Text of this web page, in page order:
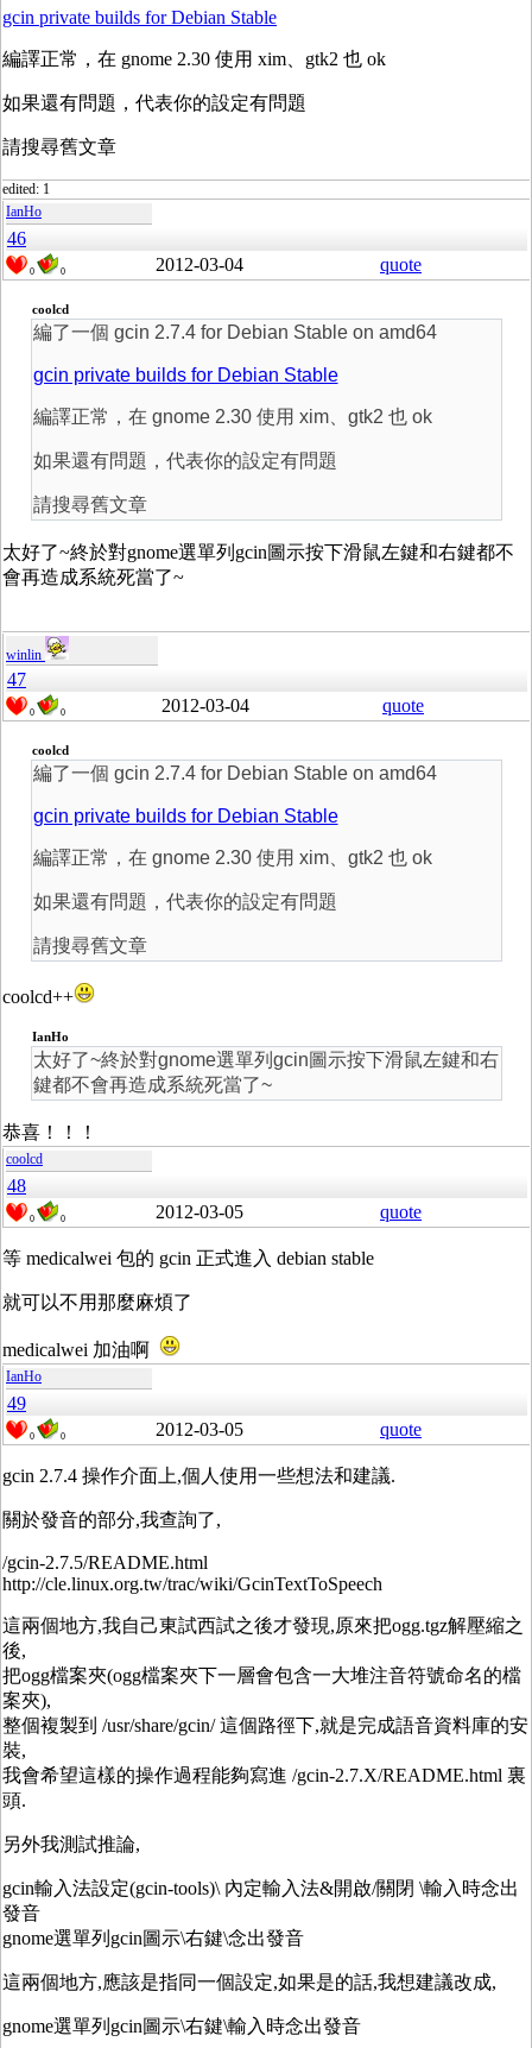
gcin private builds for Debian Stable
編譯正常，在 gnome 2.30 使用 xim、gtk2 也 ok
如果還有問題，代表你的設定有問題
請搜尋舊文章
edited: 1
IanHo
46
0 0 2012-03-04 quote
coolcd
編了一個 gcin 2.7.4 for Debian Stable on amd64
gcin private builds for Debian Stable
編譯正常，在 gnome 2.30 使用 xim、gtk2 也 ok
如果還有問題，代表你的設定有問題
請搜尋舊文章
太好了~終於對gnome選單列gcin圖示按下滑鼠左鍵和右鍵都不
會再造成系統死當了~
winlin
47
0 0 2012-03-04 quote
coolcd
編了一個 gcin 2.7.4 for Debian Stable on amd64
gcin private builds for Debian Stable
編譯正常，在 gnome 2.30 使用 xim、gtk2 也 ok
如果還有問題，代表你的設定有問題
請搜尋舊文章
coolcd++
IanHo
太好了~終於對gnome選單列gcin圖示按下滑鼠左鍵和右
鍵都不會再造成系統死當了~
恭喜！！！
coolcd
48
0 0 2012-03-05 quote
等 medicalwei 包的 gcin 正式進入 debian stable
就可以不用那麼麻煩了
medicalwei 加油啊
IanHo
49
0 0 2012-03-05 quote
gcin 2.7.4 操作介面上,個人使用一些想法和建議.
關於發音的部分,我查詢了,
/gcin-2.7.5/README.html
http://cle.linux.org.tw/trac/wiki/GcinTextToSpeech
這兩個地方,我自己東試西試之後才發現,原來把ogg.tgz解壓縮之
後,
把ogg檔案夾(ogg檔案夾下一層會包含一大堆注音符號命名的檔
案夾),
整個複製到 /usr/share/gcin/ 這個路徑下,就是完成語音資料庫的安
裝,
我會希望這樣的操作過程能夠寫進 /gcin-2.7.X/README.html 裏
頭.
另外我測試推論,
gcin輸入法設定(gcin-tools)\ 內定輸入法&開啟/關閉 \輸入時念出
發音
gnome選單列gcin圖示\右鍵\念出發音
這兩個地方,應該是指同一個設定,如果是的話,我想建議改成,
gnome選單列gcin圖示\右鍵\輸入時念出發音